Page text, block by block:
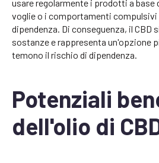
usare regolarmente i prodotti a base
voglie o i comportamenti compulsivi
dipendenza. Di conseguenza, il CBD
sostanze e rappresenta un'opzione
temono il rischio di dipendenza.
Potenziali
dell'olio di